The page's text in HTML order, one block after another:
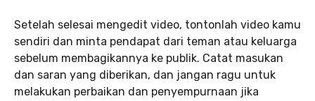
Setelah selesai mengedit video, tontonlah video kamu
sendiri dan minta pendapat dari teman atau keluarga
sebelum membagikannya ke publik. Catat masukan
dan saran yang diberikan, dan jangan ragu untuk
melakukan perbaikan dan penyempurnaan jika